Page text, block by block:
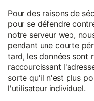
Pour des raisons de
pour se défendre
notre serveur web,
pendant une courte
tard, les données sont
raccourcissant
sorte qu'il n'est plus
l'utilisateur individuel.